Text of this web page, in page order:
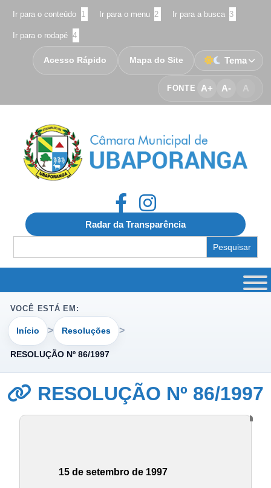
Ir para o conteúdo 1 Ir para o menu 2 Ir para a busca 3
Ir para o rodapé 4
FONTE A+ A- A
Acesso Rápido Mapa do Site Tema
Radar da Transparência
for:
VOCÊ ESTÁ EM:
Início Resoluções
RESOLUÇÃO Nº 86/1997
RESOLUÇÃO Nº 86/1997
15 de setembro de 1997